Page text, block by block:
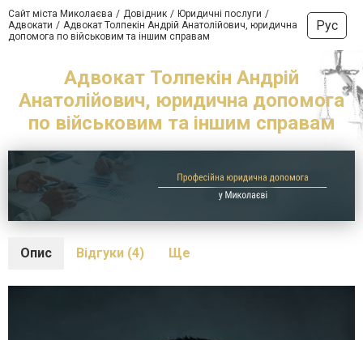
Сайт міста Миколаєва Довідник
Юридичні послуги
Адвокати
Адвокат Толпекін Андрій Анатолійович, юридична
допомога по військовим та іншим справам
Рус
Адвокат Толпекін Андрій
Анатолійович, юридична допомога
по військовим та іншим справам
Опис Відгуки (4) Ще